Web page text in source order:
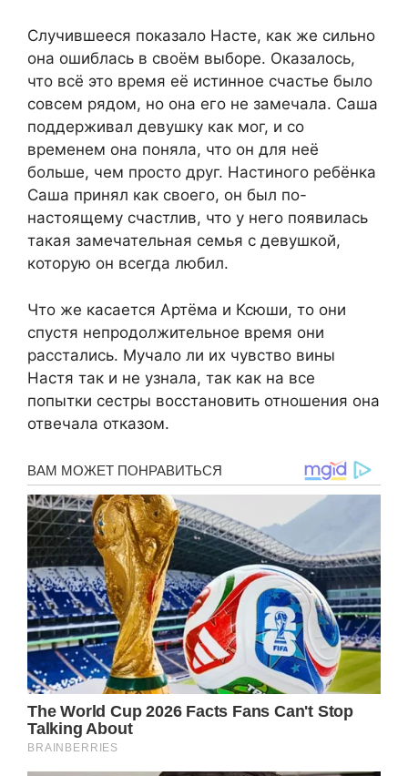
Случившееся показало Насте, как же сильно
она ошиблась в своём выборе. Оказалось,
что всё это время её истинное счастье было
совсем рядом, но она его не замечала. Саша
поддерживал девушку как мог, и со
временем она поняла, что он для неё
больше, чем просто друг. Настиного ребёнка
Саша принял как своего, он был по-
настоящему счастлив, что у него появилась
такая замечательная семья с девушкой,
которую он всегда любил.
Что же касается Артёма и Ксюши, то они
спустя непродолжительное время они
расстались. Мучало ли их чувство вины
Настя так и не узнала, так как на все
попытки сестры восстановить отношения она
отвечала отказом.